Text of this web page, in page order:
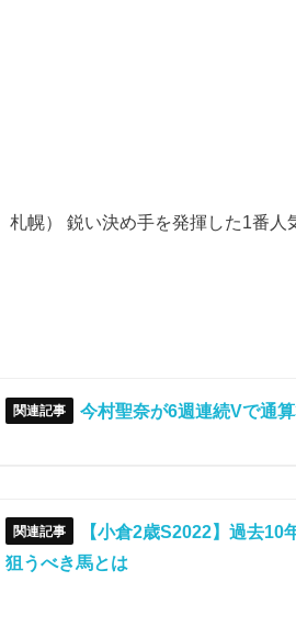
札幌） 鋭い決め手を発揮した1番
今村聖奈が6週連続Vで通
【小倉2歳S2022】過去10
狙うべき馬とは